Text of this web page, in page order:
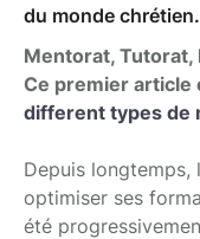
du monde chrétien.
Mentorat, Tutorat,
Ce premier article
different types de
Depuis longtemps,
optimiser ses
été